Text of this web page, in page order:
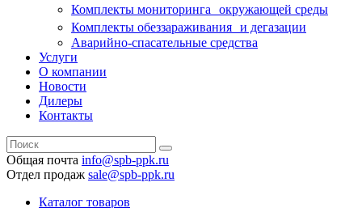
Комплекты мониторинга окружающей среды
Комплекты обеззараживания и дегазации
Аварийно-спасательные средства
Услуги
О компании
Новости
Дилеры
Контакты
Общая почта info@spb-ppk.ru
Отдел продаж sale@spb-ppk.ru
Каталог товаров